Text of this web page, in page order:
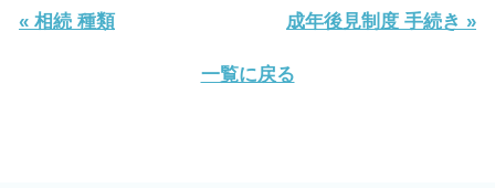
« 相続 種類 成年後見制度 手続き »
一覧に戻る